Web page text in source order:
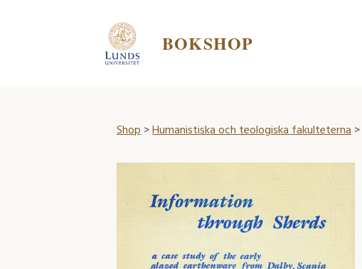
BOKSHOP
Shop>Humanistiska och teologiska fakulteterna>